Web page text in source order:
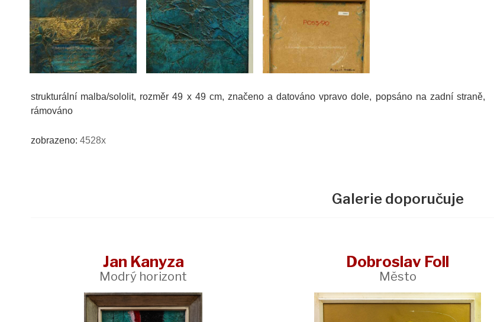
strukturální malba/sololit, rozměr 49 x 49 cm, značeno a datováno vpravo dole, popsáno na zadní straně,
rámováno
zobrazeno: 4528x
Galerie doporučuje
Jan Kanyza
Modrý horizont
Dobroslav Foll
Město